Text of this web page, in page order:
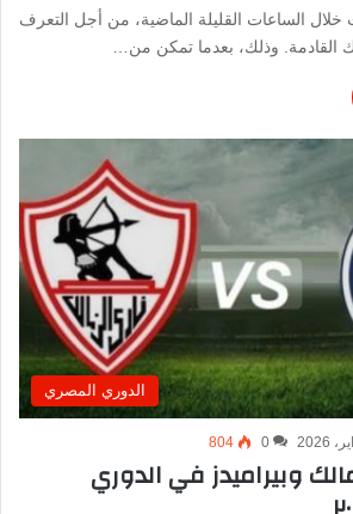
خلال الساعات القليلة الماضية، من أجل التعرف
القادمة. وذلك، بعدما تمكن من…
الدوري المصري
0
804
وبيراميدز في الدوري